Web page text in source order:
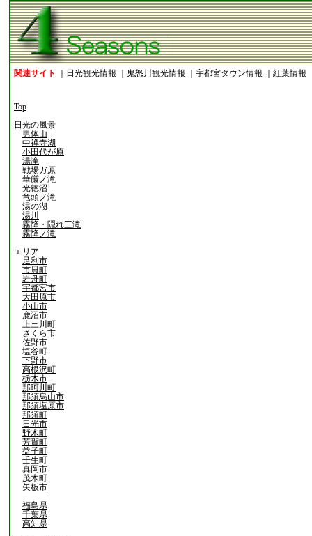
関連サイト 日光観光情報 鬼怒川観光情報 宇都宮タウン情報 紅葉情報
Top
日光の風景
男体山
中禅寺湖
小田代が原
湯滝
戦場ガ原
華厳ノ滝
光徳沼
竜頭ノ滝
湯の湖
湯川
霧降・隠れ三滝
霧降ノ滝
エリア
足利市
市貝町
岩舟町
宇都宮市
大田原市
小山市
鹿沼市
上三川町
さくら市
佐野市
塩谷町
下野市
高根沢町
栃木市
那珂川町
那須烏山市
那須塩原市
那須町
日光市
野木町
芳賀町
益子町
壬生町
真岡市
茂木町
矢板市
福島県
千葉県
高知県